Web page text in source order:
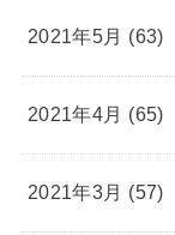
2021年5月 (63)
2021年4月 (65)
2021年3月 (57)